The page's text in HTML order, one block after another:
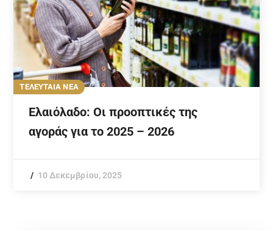
ΤΕΛΕΥΤΑΙΑ ΝΕΑ
Ελαιόλαδο: Οι προοπτικές της
αγοράς για το 2025 – 2026
10 Δεκεμβρίου, 2025